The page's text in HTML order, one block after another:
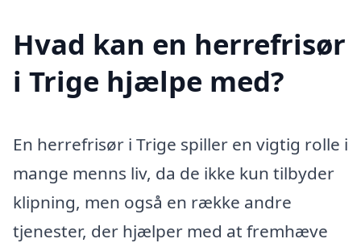
Hvad kan en herrefrisør
i Trige hjælpe med?
En herrefrisør i Trige spiller en vigtig rolle i
mange menns liv, da de ikke kun tilbyder
klipning, men også en række andre
tjenester, der hjælper med at fremhæve